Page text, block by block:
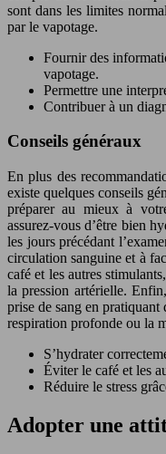
sont dans les limites
par le vapotage.
Fournir des
vapotage.
Permettre une
Contribuer à un
Conseils généraux
En plus des
existe quelques conseils
préparer au mieux à
assurez-vous d’être bien
les jours précédant
circulation sanguine et à
café et les autres
la pression artérielle.
prise de sang en pratiquant
respiration profonde ou la
S’hydrater
Éviter le café et les
Réduire le stress
Adopter une